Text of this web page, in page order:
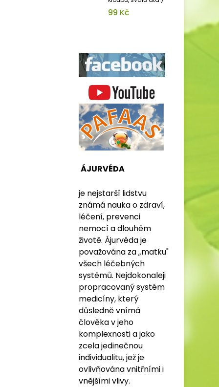
99 Kč
ÁJURVÉDA
je nejstarší lidstvu
známá nauka o zdraví,
léčení, prevenci
nemocí a dlouhém
životě. Ájurvéda je
považována za „matku"
všech léčebných
systémů. Nejdokonaleji
propracovaný systém
medicíny, který
důsledně vnímá
člověka v jeho
komplexnosti a jako
zcela jedinečnou
individualitu, jež je
ovlivňována vnitřními i
vnějšími vlivy.